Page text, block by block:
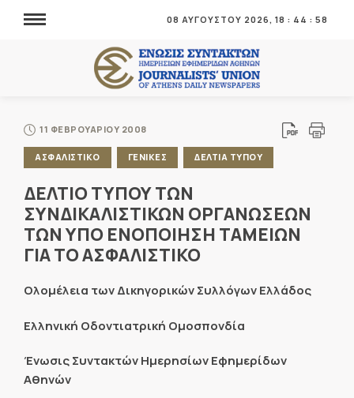
08 ΑΥΓΟΥΣΤΟΥ 2026, 18 : 44 : 58
11 ΦΕΒΡΟΥΑΡΙΟΥ 2008
ΑΣΦΑΛΙΣΤΙΚΟ ΓΕΝΙΚΕΣ ΔΕΛΤΙΑ ΤΥΠΟΥ
ΔΕΛΤΙΟ ΤΥΠΟΥ ΤΩΝ
ΣΥΝΔΙΚΑΛΙΣΤΙΚΩΝ ΟΡΓΑΝΩΣΕΩΝ
ΤΩΝ ΥΠΟ ΕΝΟΠΟΙΗΣΗ ΤΑΜΕΙΩΝ
ΓΙΑ ΤΟ ΑΣΦΑΛΙΣΤΙΚΟ
Ολομέλεια των Δικηγορικών Συλλόγων Ελλάδος
Ελληνική Οδοντιατρική Ομοσπονδία
Ένωσις Συντακτών Ημερησίων Εφημερίδων
Αθηνών